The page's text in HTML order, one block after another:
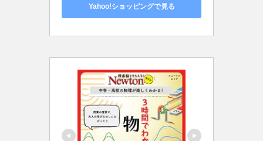
Yahoo!ショッピングで見る